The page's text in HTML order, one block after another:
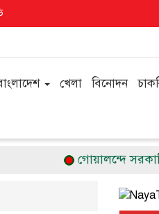
খেলা বিনোদন
গোয়ালন্দে সরকারি